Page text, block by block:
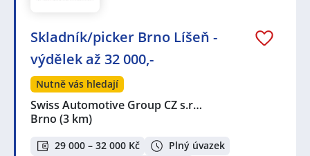
Skladník/picker Brno Líšeň -
výdělek až 32 000,-
Nutně vás hledají
Swiss Automotive Group CZ s.r…
Brno (3 km)
29 000 – 32 000 Kč
Plný úvazek